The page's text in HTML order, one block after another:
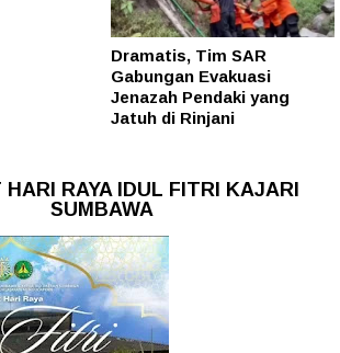
Dramatis, Tim SAR
Gabungan Evakuasi
Jenazah Pendaki yang
Jatuh di Rinjani
RAYA IDUL FITRI KAJARI
SUMBAWA